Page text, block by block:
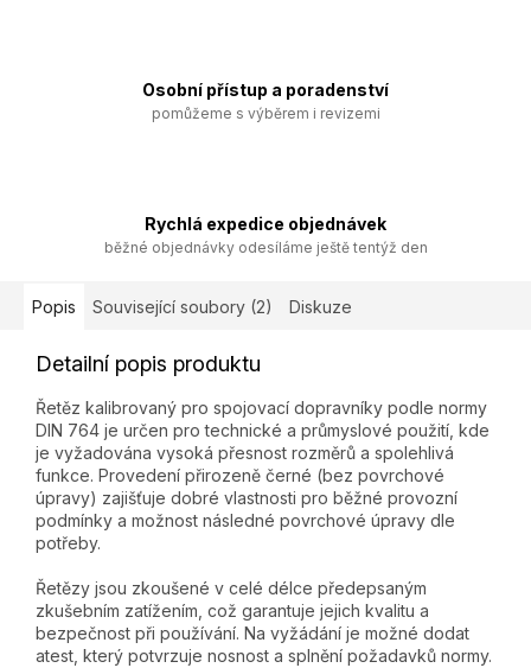
Osobní přístup a poradenství
pomůžeme s výběrem i revizemi
Rychlá expedice objednávek
běžné objednávky odesíláme ještě tentýž den
Popis Související soubory (2) Diskuze
Detailní popis produktu
Řetěz kalibrovaný pro spojovací dopravníky podle normy
DIN 764 je určen pro technické a průmyslové použití, kde
je vyžadována vysoká přesnost rozměrů a spolehlivá
funkce. Provedení přirozeně černé (bez povrchové
úpravy) zajišťuje dobré vlastnosti pro běžné provozní
podmínky a možnost následné povrchové úpravy dle
potřeby.
Řetězy jsou zkoušené v celé délce předepsaným
zkušebním zatížením, což garantuje jejich kvalitu a
bezpečnost při používání. Na vyžádání je možné dodat
atest, který potvrzuje nosnost a splnění požadavků normy.